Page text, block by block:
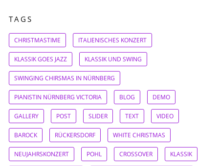
TAGS
CHRISTMASTIME ITALIENISCHES KONZERT
KLASSIK GOES JAZZ KLASSIK UND SWING
SWINGING CHIRSMAS IN NÜRNBERG
PIANISTIN NÜRNBERG VICTORIA BLOG DEMO
GALLERY POST SLIDER TEXT VIDEO
BAROCK RÜCKERSDORF WHITE CHRISTMAS
NEUJAHRSKONZERT POHL CROSSOVER KLASSIK